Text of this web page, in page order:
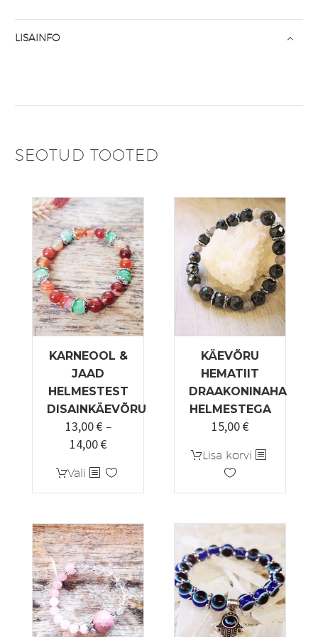
LISAINFO
SEOTUD TOOTED
KARNEOOL &
JAAD
HELMESTEST
DISAINKÄEVÕRU
13,00€ –
14,00€Hinnavahemik:
kuni
14,00 €
Vali Sellel
tootel
mitu
varianti.
Valikuid
saab
teha
tootelehel.
KÄEVÕRU
HEMATIIT
DRAAKONINAHA
HELMESTEGA
15,00€
Lisa korvi